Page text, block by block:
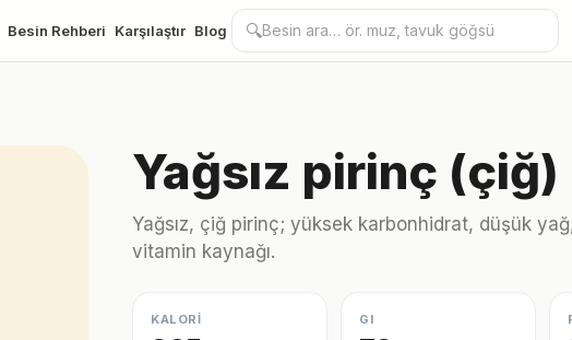
Besin Rehberi Karşılaştır Blog 🔍
Yağsız pirinç
Yağsız, çiğ pirinç; yüksek karbonhidrat, düşük
vitamin kaynağı.
KALORİ GI